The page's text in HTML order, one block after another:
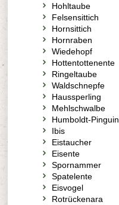
Hohltaube
Felsensittich
Hornsittich
Hornraben
Wiedehopf
Hottentottenente
Ringeltaube
Waldschnepfe
Haussperling
Mehlschwalbe
Humboldt-Pinguin
Ibis
Eistaucher
Eisente
Spornammer
Spatelente
Eisvogel
Rotrückenara